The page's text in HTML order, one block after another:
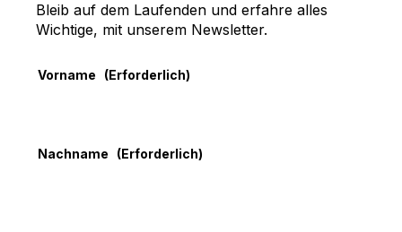
Bleib auf dem Laufenden und erfahre alles
Wichtige, mit unserem Newsletter.
(Erforderlich)
(Erforderlich)